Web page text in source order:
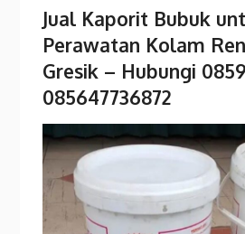
Jual Kaporit Bubuk
Perawatan Kolam
Gresik – Hubungi
085647736872